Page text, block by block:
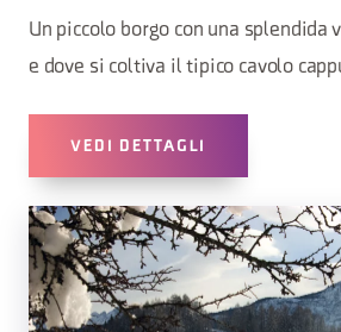
Un piccolo borgo con una splendida
e dove si coltiva il tipico cavolo
VEDI DETTAGLI